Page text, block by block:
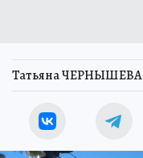
Татьяна ЧЕРНЫШЕВА